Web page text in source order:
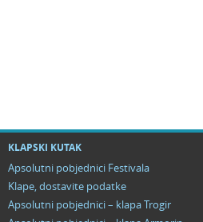
KLAPSKI KUTAK
Apsolutni pobjednici Festivala
Klape, dostavite podatke
Apsolutni pobjednici – klapa Trogir